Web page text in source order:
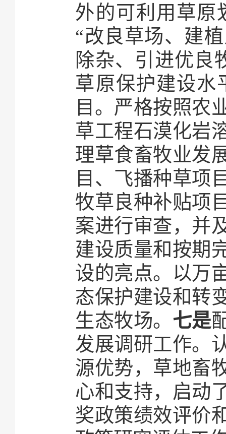
外的可利用草原
“改良草场、建
除杂、引进优良
草原保护建设水
目。严格按照农
草工程石漠化岩
理草食畜牧业发
目、飞播种草项
牧草良种补贴项
案进行审查，并
建设质量和按期
设的亮点。以万
态保护建设和转
生态牧场。 七是
发展调研工作。
源优势，草地畜
心和支持，启动
奖政策绩效评价